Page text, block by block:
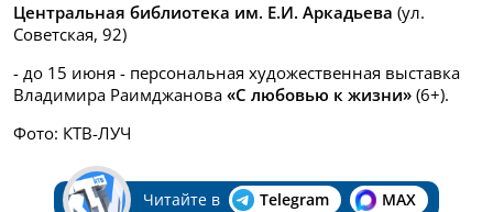
Центральная библиотека им. Е.И. Аркадьева (ул.
Советская, 92)
- до 15 июня - персональная художественная выставка
Владимира Раимджанова «С любовью к жизни» (6+).
Фото: КТВ-ЛУЧ
Читайте в Telegram MAX